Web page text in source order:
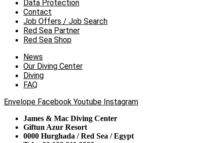
Data Protection
Contact
Job Offers / Job Search
Red Sea Partner
Red Sea Shop
News
Our Diving Center
Diving
FAQ
Envelope Facebook Youtube Instagram
James & Mac Diving Center
Giftun Azur Resort
0000 Hurghada / Red Sea / Egypt